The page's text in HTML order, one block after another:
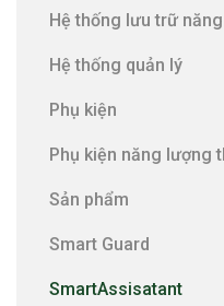
Hệ thống lưu trữ
Hệ thống quản lý
Phụ kiện
Phụ kiện năng lượng
Sản phẩm
Smart Guard
SmartAssisatant